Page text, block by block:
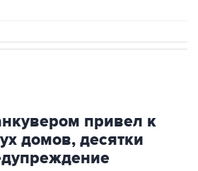
привел к
домов, десятки